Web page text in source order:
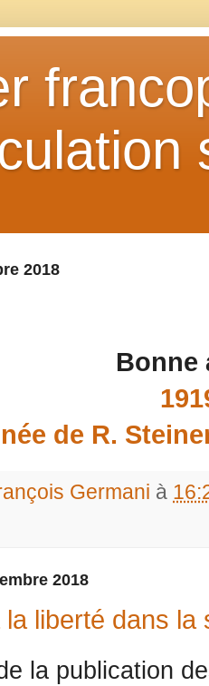
2018
Bonne
de R.
Germani à
2018
la liberté dans la
la publication